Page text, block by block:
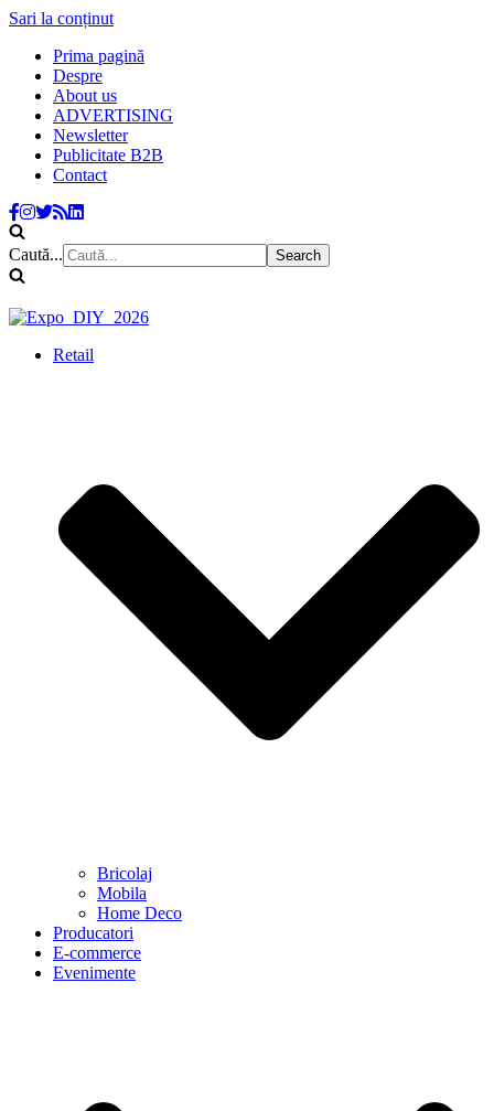
Sari la conținut
Prima pagină
Despre
About us
ADVERTISING
Newsletter
Publicitate B2B
Contact
Caută...
Retail
Bricolaj
Mobila
Home Deco
Producatori
E-commerce
Evenimente